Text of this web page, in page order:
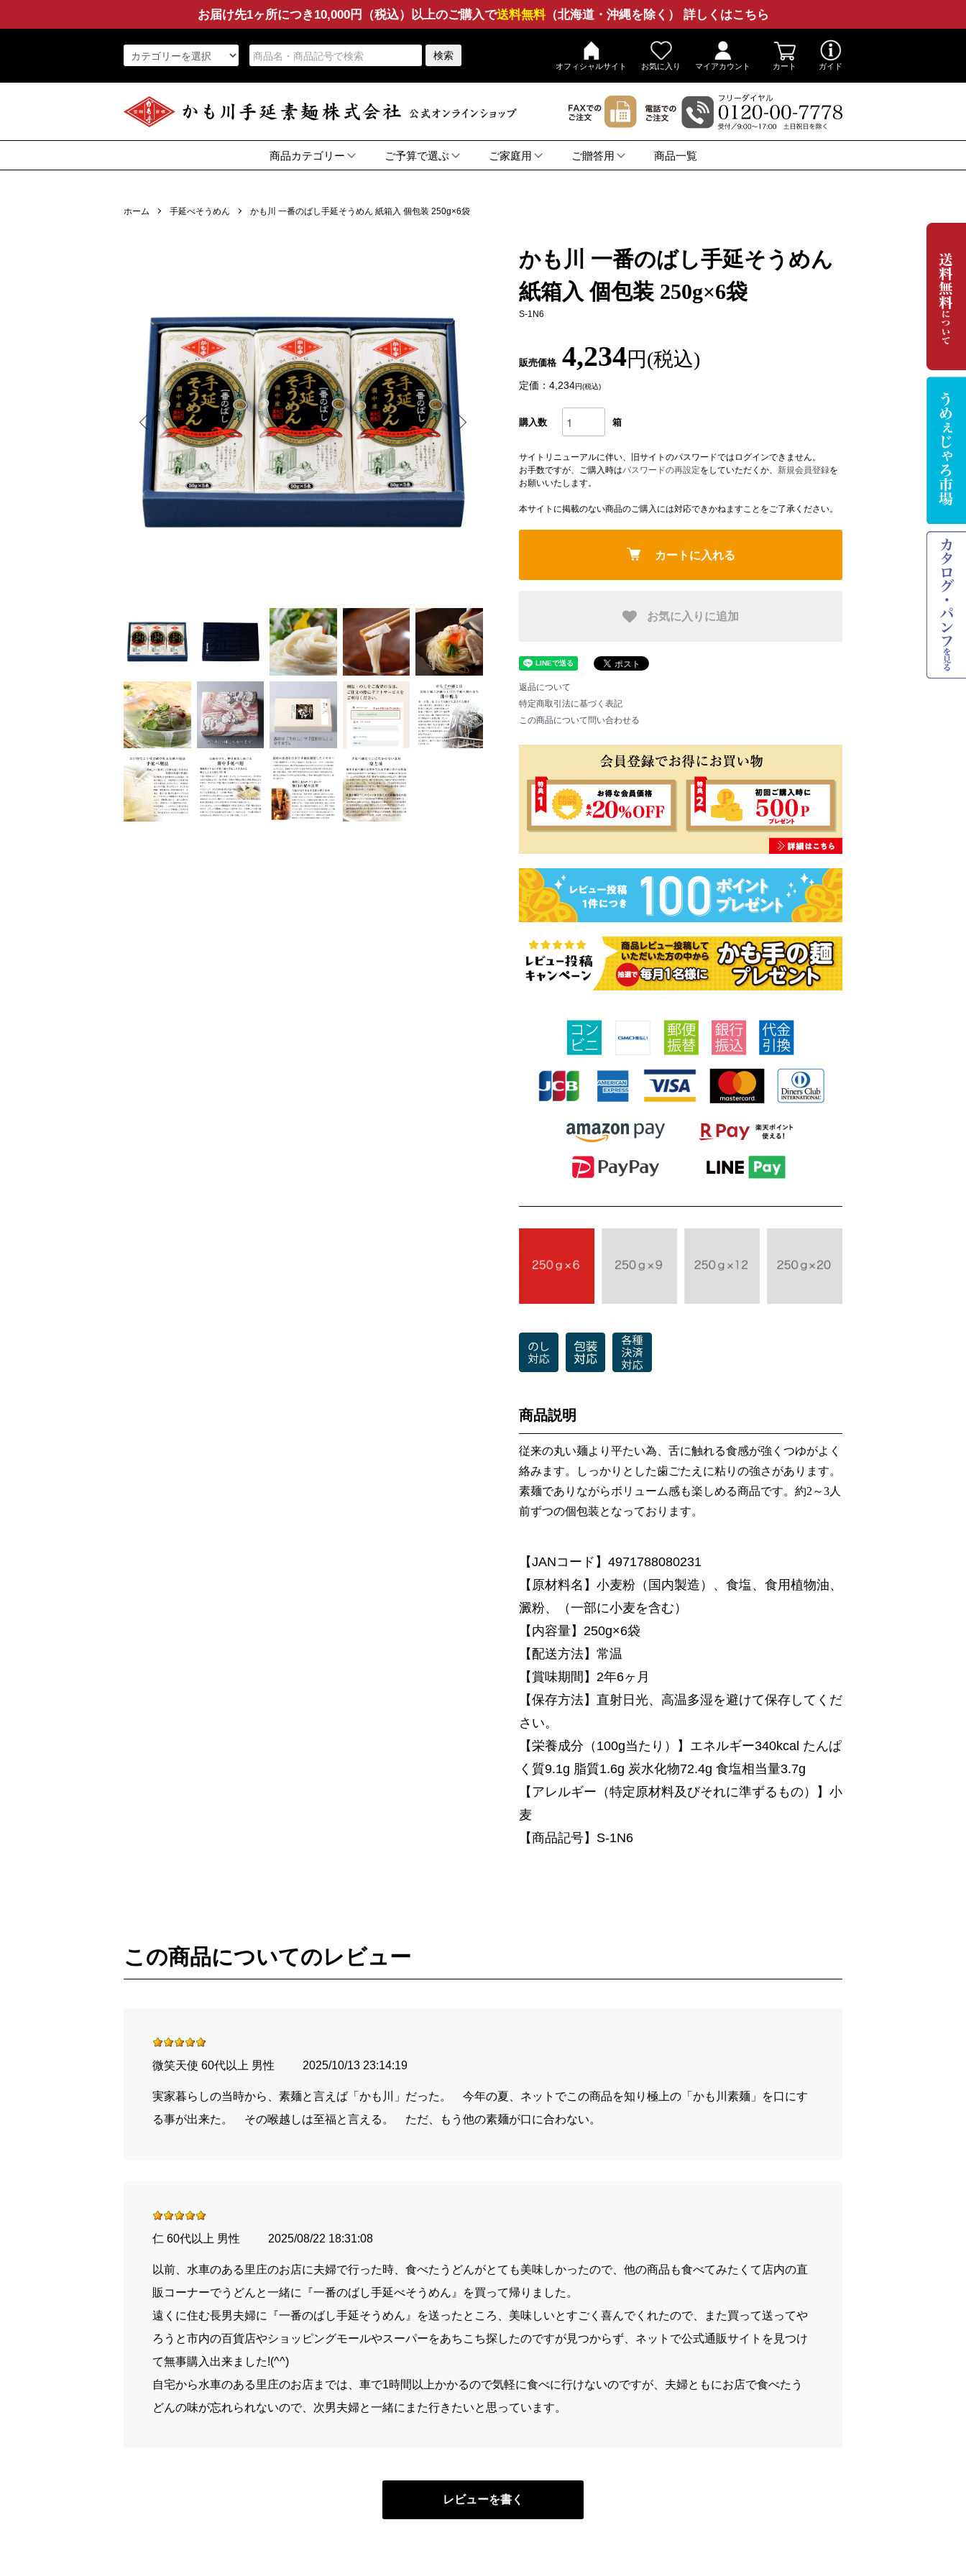
お届け先1ヶ所につき10,000円（税込）以上のご購入で送料無料（北海道・沖縄を除く） 詳しくはこちら
検索
オフィシャルサイト お気に入り マイアカウント カート ガイド
商品カテゴリー ご予算で選ぶ ご家庭用 ご贈答用 商品一覧
ホーム 手延べそうめん かも川 一番のばし手延そうめん 紙箱入 個包装 250g×6袋
かも川 一番のばし手延そうめん
紙箱入 個包装 250g×6袋
S-1N6
販売価格 4,234円(税込)
定価：4,234円(税込)
購入数 箱
サイトリニューアルに伴い、旧サイトのパスワードではログインできません。
お手数ですが、ご購入時はパスワードの再設定をしていただくか、 新規会員登録を
お願いいたします。
本サイトに掲載のない商品のご購入には対応できかねますことをご了承ください。
カートに入れる
お気に入りに追加
返品について
特定商取引法に基づく表記
この商品について問い合わせる
商品説明
従来の丸い麺より平たい為、舌に触れる食感が強くつゆがよく
絡みます。しっかりとした歯ごたえに粘りの強さがあります。
素麺でありながらボリューム感も楽しめる商品です。約2～3人
前ずつの個包装となっております。
【JANコード】4971788080231
【原材料名】小麦粉（国内製造）、食塩、食用植物油、
澱粉、（一部に小麦を含む）
【内容量】250g×6袋
【配送方法】常温
【賞味期間】2年6ヶ月
【保存方法】直射日光、高温多湿を避けて保存してくだ
さい。
【栄養成分（100g当たり）】エネルギー340kcal たんぱ
く質9.1g 脂質1.6g 炭水化物72.4g 食塩相当量3.7g
【アレルギー（特定原材料及びそれに準ずるもの）】小
麦
【商品記号】S-1N6
この商品についてのレビュー
微笑天使 60代以上 男性 2025/10/13 23:14:19
実家暮らしの当時から、素麺と言えば「かも川」だった。 今年の夏、ネットでこの商品を知り極上の「かも川素麺」を口にす
る事が出来た。 その喉越しは至福と言える。 ただ、もう他の素麺が口に合わない。
仁 60代以上 男性 2025/08/22 18:31:08
以前、水車のある里庄のお店に夫婦で行った時、食べたうどんがとても美味しかったので、他の商品も食べてみたくて店内の直
販コーナーでうどんと一緒に『一番のばし手延べそうめん』を買って帰りました。
遠くに住む長男夫婦に『一番のばし手延そうめん』を送ったところ、美味しいとすごく喜んでくれたので、また買って送ってや
ろうと市内の百貨店やショッピングモールやスーパーをあちこち探したのですが見つからず、ネットで公式通販サイトを見つけ
て無事購入出来ました!(^^)
自宅から水車のある里庄のお店までは、車で1時間以上かかるので気軽に食べに行けないのですが、夫婦ともにお店で食べたう
どんの味が忘れられないので、次男夫婦と一緒にまた行きたいと思っています。
レビューを書く